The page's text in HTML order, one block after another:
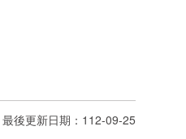
最後更新日期：112-09-25